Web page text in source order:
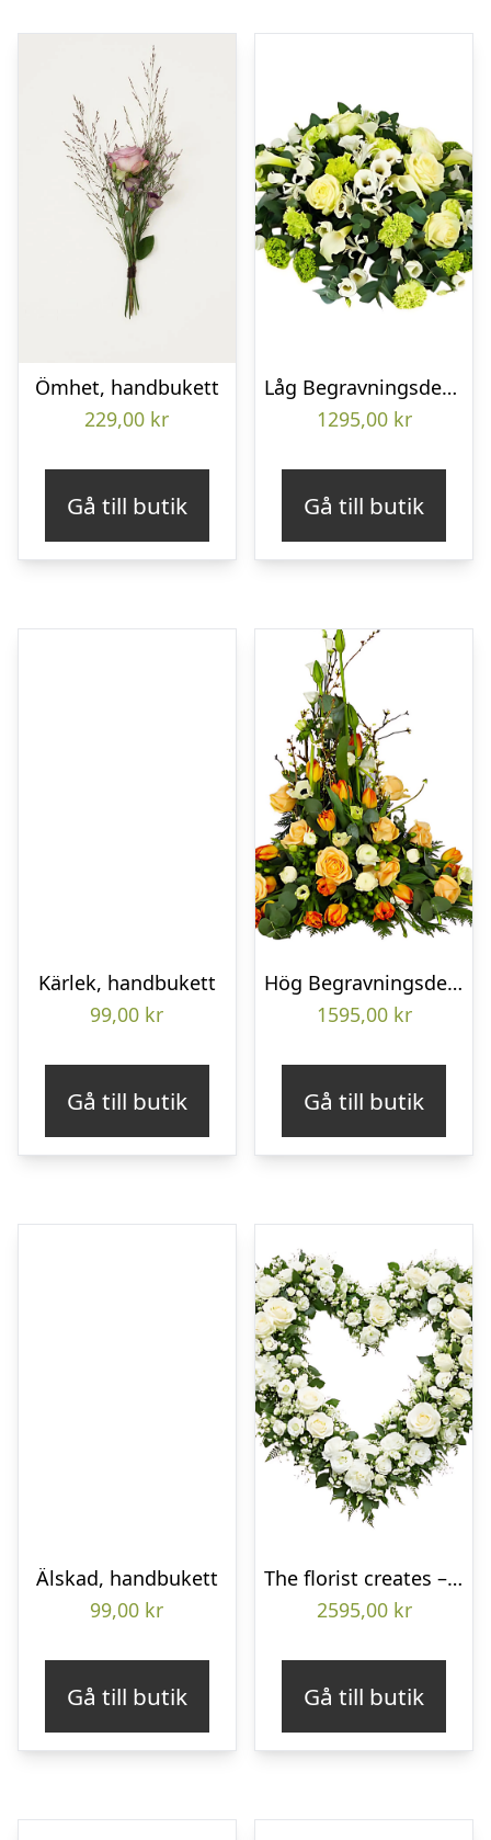
Ömhet, handbukett
229,00 kr
Gå till butik
Låg Begravningsdekoration
1295,00 kr
Gå till butik
Kärlek, handbukett
99,00 kr
Gå till butik
Hög Begravningsdekoration
1595,00 kr
Gå till butik
Älskad, handbukett
99,00 kr
Gå till butik
The florist creates – Funeral heart
2595,00 kr
Gå till butik